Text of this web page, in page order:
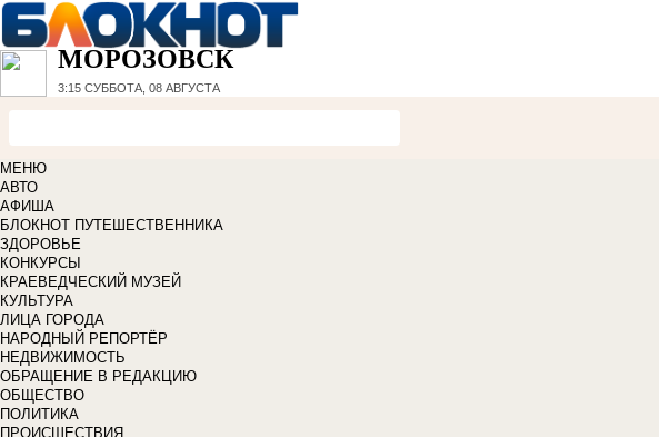
МОРОЗОВСК
3:15 СУББОТА, 08 АВГУСТА
МЕНЮ
АВТО
АФИША
БЛОКНОТ ПУТЕШЕСТВЕННИКА
ЗДОРОВЬЕ
КОНКУРСЫ
КРАЕВЕДЧЕСКИЙ МУЗЕЙ
КУЛЬТУРА
ЛИЦА ГОРОДА
НАРОДНЫЙ РЕПОРТЁР
НЕДВИЖИМОСТЬ
ОБРАЩЕНИЕ В РЕДАКЦИЮ
ОБЩЕСТВО
ПОЛИТИКА
ПРОИСШЕСТВИЯ